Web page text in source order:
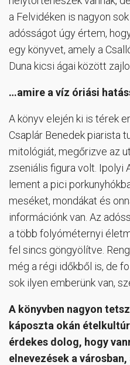
a Felvidéken is nagyon
adósságot úgy értem,
egy könyvet, amely a
Duna kicsi ágai között
…amire a víz óriási
A könyv elején ki is térek
Csaplár Benedek piarista
mitológiát, megőrizve az
zseniális figura volt. Ipolyi
lement a pici
meséket, mondákat és
információnk van. Az
a több folyóméternyi
fel sincs göngyölítve.
még a régi időkből is, de
sok ilyen emberünk van,
A könyvben nagyon
káposzta okán
érdekes dolog, hogy
elnevezések a